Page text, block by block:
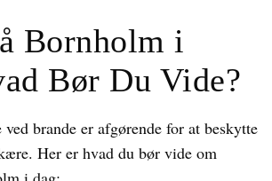
Bornholm i
Bør Du Vide?
brande er afgørende for at beskytte
Her er hvad du bør vide om